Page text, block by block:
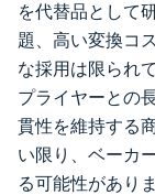
を代替品として
題、高い変換コ
な採用は限られ
プライヤーとの
貫性を維持する
い限り、ベーカ
る可能性がありま